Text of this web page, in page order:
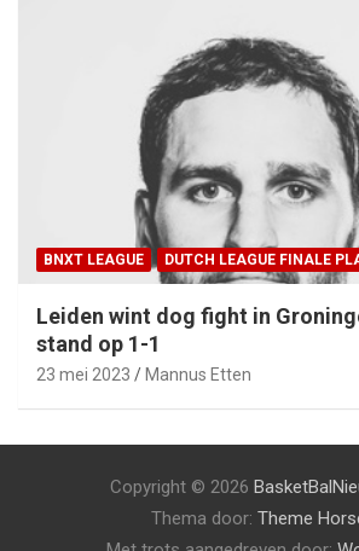
BNXT LEAGUE DUTCH LEAGUE FINALE
Leiden wint dog fight in
stand op 1-1
23 mei 2023 Mannus Etten
Copyright © 2026
Thema door: Theme